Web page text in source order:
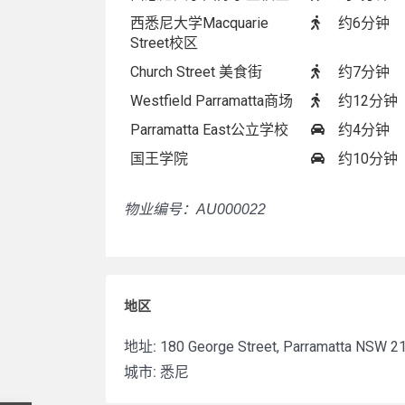
西悉尼大学Macquarie
Street校区
约6分钟
Church Street 美食街
约7分钟
Westfield Parramatta商场
约12分钟
Parramatta East公立学校
约4分钟
国王学院
约10分钟
物业编号：AU000022
地区
地址: 180 George Street, Parramatta NSW
城市: 悉尼